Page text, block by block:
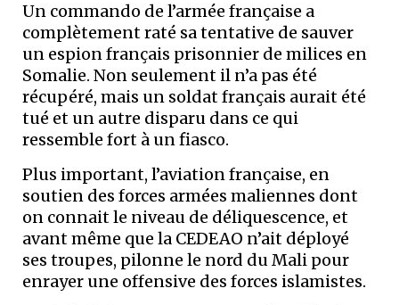
Un commando de l’armée française a
complètement raté sa tentative de sauver
un espion français prisonnier de milices en
Somalie. Non seulement il n’a pas été
récupéré, mais un soldat français aurait été
tué et un autre disparu dans ce qui
ressemble fort à un fiasco.
Plus important, l’aviation française, en
soutien des forces armées maliennes dont
on connait le niveau de déliquescence, et
avant même que la CEDEAO n’ait déployé
ses troupes, pilonne le nord du Mali pour
enrayer une offensive des forces islamistes.